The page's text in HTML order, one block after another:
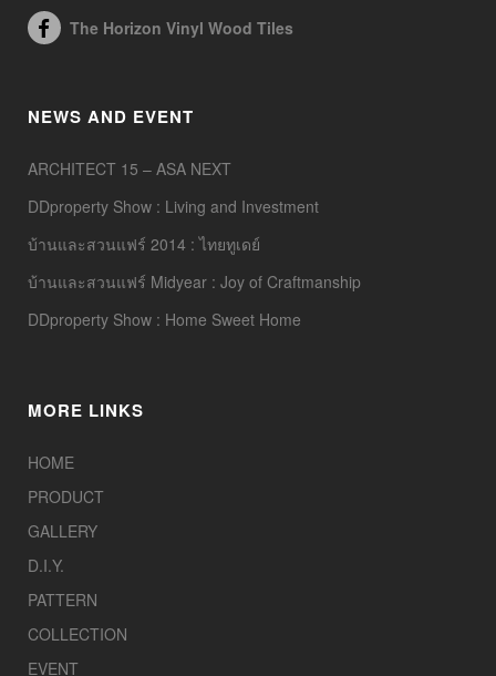
The Horizon Vinyl Wood Tiles
NEWS AND EVENT
ARCHITECT 15 – ASA NEXT
DDproperty Show : Living and Investment
บ้านและสวนแฟร์ 2014 : ไทยทูเดย์
บ้านและสวนแฟร์ Midyear : Joy of Craftmanship
DDproperty Show : Home Sweet Home
MORE LINKS
HOME
PRODUCT
GALLERY
D.I.Y.
PATTERN
COLLECTION
EVENT